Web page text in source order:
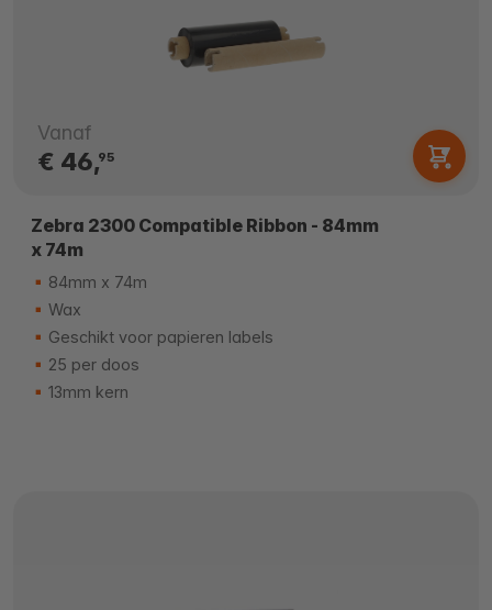
Vanaf
€ 46,95
Zebra 2300 Compatible Ribbon - 84mm
x 74m
84mm x 74m
Wax
Geschikt voor papieren labels
25 per doos
13mm kern